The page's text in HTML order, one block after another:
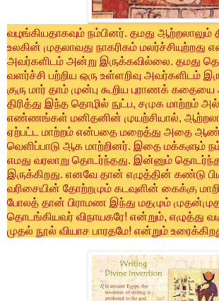
வழங்கியதாகவும் நம்பினர். தமது ஆற்றலாலும்
உலகின் முதலாவது நாகரிகம் மலர்ச்சியுற்றது
அவர்களிடம் அன்று இருக்கவில்லை. தமது
வளர்ச்சி பற்றிய ஒரு உள்ளறிவு அவர்களிடம்
குரு மார் தாம் முன்பு கூறிய புராணக்
திரித்து இந்த தொழில் நுட்ப, சமுக மாற்றம்
எண்ணங்கள் மனிதனின் முயற்சியால்,
ஏற்பட்ட மாற்றம் என்பதை மறைத்து அதை
வெளிப்பாடு ஆக மாற்றினர். இதை மக்களும்
எமது வரலாறு தொடர்ந்தது. இன்னும்
இருக்கிறது. எனவே தான் எழுத்தின் கண்டு
வரிசையின் தோற்றமும் கடவுளின் கைக்கு
போலத் தான் பிராமண இந்து மதமும்
தொடங்கியவர் விநாயகரே! என்றும், எழுத்து
முதல் நூல் வியாச பாரதமே! என்றும்